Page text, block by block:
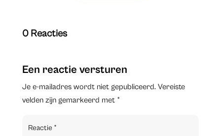
0 Reacties
Een reactie versturen
Je e-mailadres wordt niet gepubliceerd. Vereiste
velden zijn gemarkeerd met *